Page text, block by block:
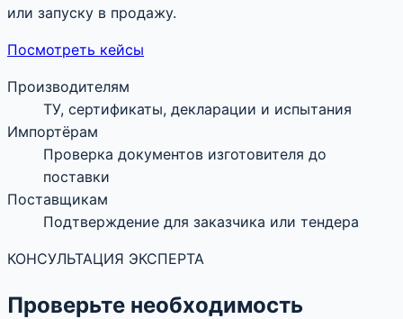
или запуску в продажу.
Посмотреть кейсы
Производителям
ТУ, сертификаты, декларации и испытания
Импортёрам
Проверка документов изготовителя до
поставки
Поставщикам
Подтверждение для заказчика или тендера
КОНСУЛЬТАЦИЯ ЭКСПЕРТА
Проверьте необходимость